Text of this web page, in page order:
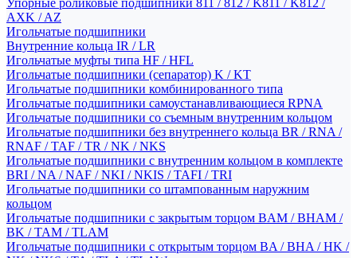
Упорные роликовые подшипники 811 / 812 / K811 / K812 /
AXK / AZ
Игольчатые подшипники
Внутренние кольца IR / LR
Игольчатые муфты типа HF / HFL
Игольчатые подшипники (сепаратор) K / KT
Игольчатые подшипники комбинированного типа
Игольчатые подшипники самоустанавливающиеся RPNA
Игольчатые подшипники со съемным внутренним кольцом
Игольчатые подшипники без внутреннего кольца BR / RNA /
RNAF / TAF / TR / NK / NKS
Игольчатые подшипники с внутренним кольцом в комплекте
BRI / NA / NAF / NKI / NKIS / TAFI / TRI
Игольчатые подшипники со штампованным наружним
кольцом
Игольчатые подшипники с закрытым торцом BAM / BHAM /
BK / TAM / TLAM
Игольчатые подшипники с открытым торцом BA / BHA / HK /